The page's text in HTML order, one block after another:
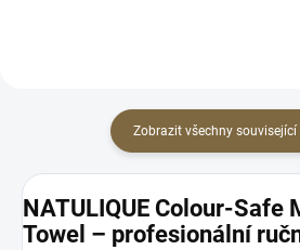
Zobrazit všechny
NATULIQUE Colour-Safe
Towel – profesionální